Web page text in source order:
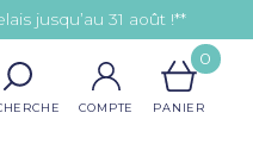
jusqu’au 31 août !**
0